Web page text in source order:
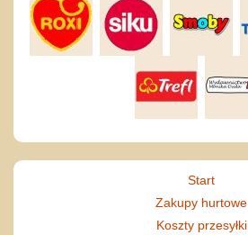
Start
Zakupy hurtowe
Koszty przesyłki